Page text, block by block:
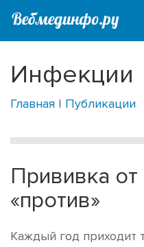
Инфекции
Главная | Публикации
Прививка от
«против»
Каждый год приходит